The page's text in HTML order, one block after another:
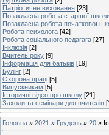
Патріотичне виховання [23]
Позакласна робота старшої
Позакласна робота початкової
Робота психолога [42]
Робота соціального педагага [27]
Інклюзія [2]
Вчитель року [9]
Інформація для батьків [19]
Булінг [2]
Охорона праці [5]
Випускникам [5]
Історичні відео про школу [21]
Заходи та семінари для вчителів
Головна » 2021 » Грудень » 20 »